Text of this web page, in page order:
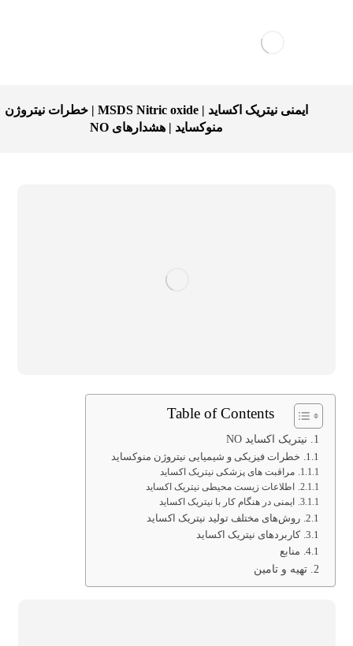
ایمنی نيتريک اکسايد | MSDS Nitric oxide | خطرات نيتروژن
منوکسايد | هشدارهای NO
Table of Contents
نيتريک اکسايد NO
خطرات فیزیکی و شیمیایی نيتروژن منوکسايد
مراقبت های پزشکی نیتریک اکساید
اطلاعات زیست محیطی نیتریک اکساید
ایمنی در هنگام کار با نيتريک اکسايد
روش‌های مختلف تولید نيتريک اکسايد
کاربردهای نيتريک اکسايد
منابع
تهیه و تامین